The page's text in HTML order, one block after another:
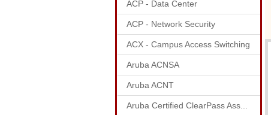
ACP - Data Center
ACP - Network Security
ACX - Campus Access Switching
Aruba ACNSA
Aruba ACNT
Aruba Certified ClearPass Ass...